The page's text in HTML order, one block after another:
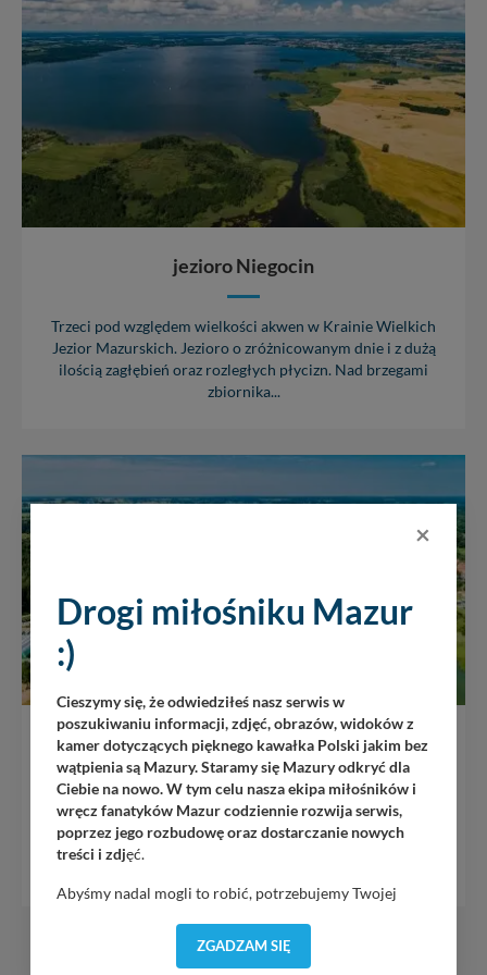
jezioro Niegocin
Trzeci pod względem wielkości akwen w Krainie Wielkich
Jezior Mazurskich. Jezioro o zróżnicowanym dnie i z dużą
ilością zagłębień oraz rozległych płycizn. Nad brzegami
zbiornika...
Wilkasy
Wilkasy to jedna z bardziej popularnych miejscowości na
Mazurach (praktycznie przedmieście Giżycka), która jako
jedyna funkcjonuje pod dwoma nazwami, gdyż przystanek
KONCERTY NA MAZURACH
×
Drogi miłośniku Mazur
:)
Cieszymy się, że odwiedziłeś nasz serwis w
poszukiwaniu informacji, zdjęć, obrazów, widoków z
kamer dotyczących pięknego kawałka Polski jakim bez
wątpienia są Mazury. Staramy się Mazury odkryć dla
Ciebie na nowo. W tym celu nasza ekipa miłośników i
wręcz fanatyków Mazur codziennie rozwija serwis,
poprzez jego rozbudowę oraz dostarczanie nowych
treści i zdjęć.
Abyśmy nadal mogli to robić, potrzebujemy Twojej
dostosować do Twoich preferencji. Twoje dane (w tym
pliki cookies) będą zapisywane w celu usprawnienia
ZGADZAM SIĘ